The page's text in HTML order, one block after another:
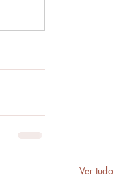
Ver tudo